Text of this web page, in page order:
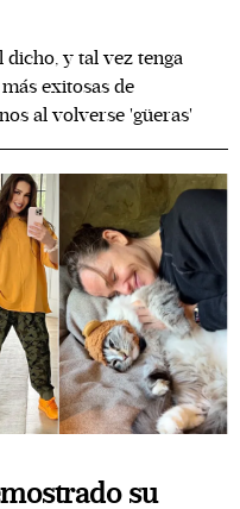
dicho, y tal vez tenga
exitosas de
al volverse 'güeras'
su